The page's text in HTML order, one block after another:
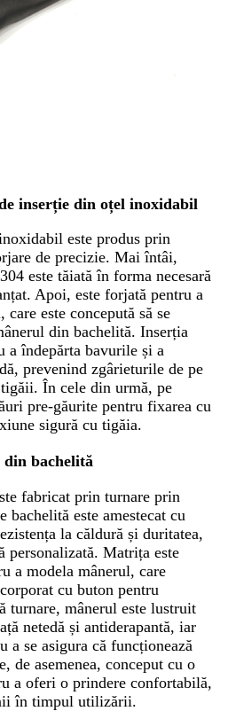
inserție din oțel inoxidabil
este produs prin
de precizie. Mai întâi,
este tăiată în forma necesară
Apoi, este forjată pentru a
este concepută să se
din bachelită. Inserția
a îndepărta bavurile și a
prevenind zgârieturile de pe
În cele din urmă, pe
pre-găurite pentru fixarea cu
sigură cu tigăia.
din bachelită
fabricat prin turnare prin
bachelită este amestecat cu
la căldură și duritatea,
personalizată. Matrița este
a modela mânerul, care
cu buton pentru
turnare, mânerul este lustruit
netedă și antiderapantă, iar
a se asigura că funcționează
de asemenea, conceput cu o
a oferi o prindere confortabilă,
în timpul utilizării.